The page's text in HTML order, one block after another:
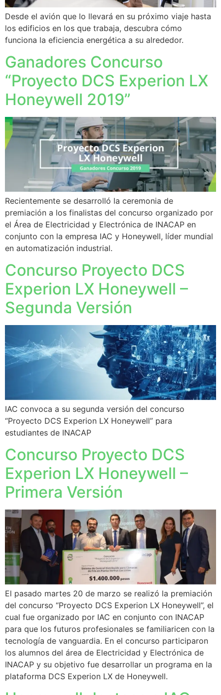
Desde el avión que lo llevará en su próximo viaje hasta
los edificios en los que trabaja, descubra cómo
funciona la eficiencia energética a su alrededor.
Ganadores Concurso
“Proyecto DCS Experion LX
Honeywell 2019”
Recientemente se desarrolló la ceremonia de
premiación a los finalistas del concurso organizado por
el Área de Electricidad y Electrónica de INACAP en
conjunto con la empresa IAC y Honeywell, líder mundial
en automatización industrial.
Concurso Proyecto DCS
Experion LX Honeywell –
Segunda Versión
IAC convoca a su segunda versión del concurso
“Proyecto DCS Experion LX Honeywell” para
estudiantes de INACAP
Concurso Proyecto DCS
Experion LX Honeywell –
Primera Versión
El pasado martes 20 de marzo se realizó la premiación
del concurso “Proyecto DCS Experion LX Honeywell”, el
cual fue organizado por IAC en conjunto con INACAP
para que los futuros profesionales se familiaricen con la
tecnología de vanguardia. En el concurso participaron
los alumnos del área de Electricidad y Electrónica de
INACAP y su objetivo fue desarrollar un programa en la
plataforma DCS Experion LX de Honeywell.